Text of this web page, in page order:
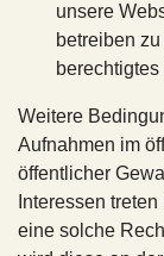
unsere
betreiben
berechtigtes
Weitere
Aufnahmen im
öffentlicher
Interessen
eine solche